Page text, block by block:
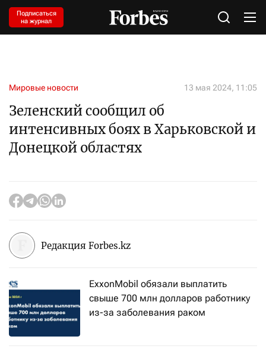
Подписаться
на журнал
Мировые новости 13 мая 2024, 11:05
Зеленский сообщил об
интенсивных боях в Харьковской и
Донецкой областях
Редакция Forbes.kz
ExxonMobil обязали выплатить
свыше 700 млн долларов работнику
из-за заболевания раком